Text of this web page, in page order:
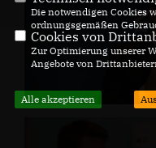
Die notwendigen Cookies
ordnungsgemäßen
Cookies von
Zur Optimierung unserer
Angebote von
Alle akzeptieren